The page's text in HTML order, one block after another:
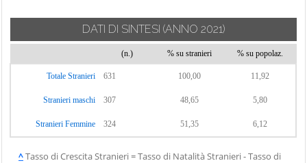
DATI DI SINTESI (ANNO 2021)
(n.) % su stranieri % su popolaz.
Totale Stranieri 631 100,00 11,92
Stranieri maschi 307 48,65 5,80
Stranieri Femmine 324 51,35 6,12
^Tasso di Crescita Stranieri = Tasso di Natalità Stranieri - Tasso di